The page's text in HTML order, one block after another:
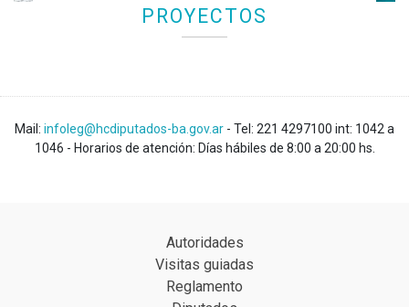
PROYECTOS
Mail: infoleg@hcdiputados-ba.gov.ar - Tel: 221 4297100 int: 1042 a
1046 - Horarios de atención: Días hábiles de 8:00 a 20:00 hs.
Autoridades
Visitas guiadas
Reglamento